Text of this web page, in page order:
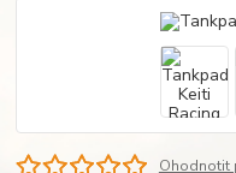
Ohodnotit